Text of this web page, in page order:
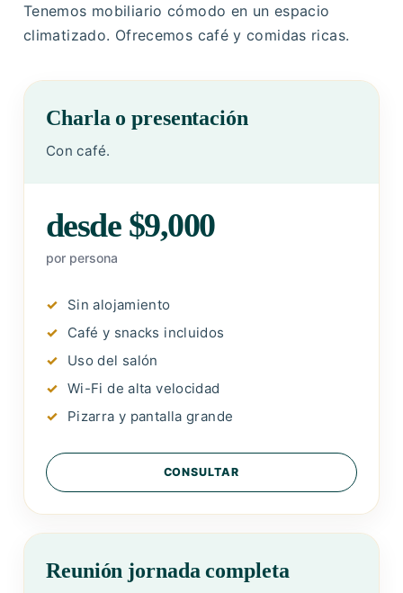
Tenemos mobiliario cómodo en un espacio
climatizado. Ofrecemos café y comidas ricas.
Charla o presentación
Con café.
desde $9,000
por persona
Sin alojamiento
Café y snacks incluidos
Uso del salón
Wi-Fi de alta velocidad
Pizarra y pantalla grande
CONSULTAR
Reunión jornada completa